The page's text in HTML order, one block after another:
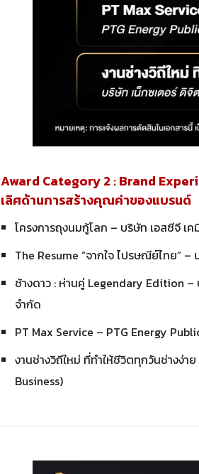
Award Category 2 : Brand
เลิศด้านการสร้างคุณค่าของแบรนด์
โครงการถุงนมกู้โลก – บริษัท เอสซีจี เ
The Resume “จากใจ ไปรษณีย์ไทย”
ช้างดาว : ห่านคู่ Legendary Edition
จำกัด
PT Max Service – PTG Energy
งานช่างวิถีใหม่ ที่ทำให้ชีวิตทุกวันช่างง่
Business)